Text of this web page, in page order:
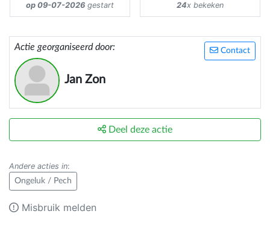
op 09-07-2026 gestart 24x bekeken
Contact
Actie georganiseerd door:
Jan Zon
Deel deze actie
Andere acties in:
Ongeluk / Pech
Misbruik melden